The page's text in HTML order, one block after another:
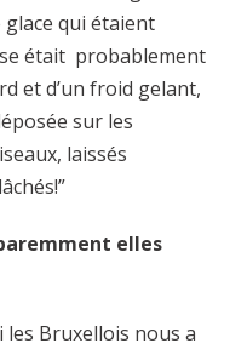
glace qui étaient
était probablement
et d’un froid gelant,
sur les
laissés
elles
Bruxellois nous a